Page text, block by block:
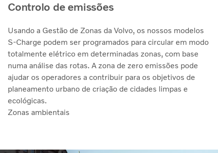
Controlo de emissões
Usando a Gestão de Zonas da Volvo, os nossos modelos
S-Charge podem ser programados para circular em modo
totalmente elétrico em determinadas zonas, com base
numa análise das rotas. A zona de zero emissões pode
ajudar os operadores a contribuir para os objetivos de
planeamento urbano de criação de cidades limpas e
ecológicas.
Zonas ambientais